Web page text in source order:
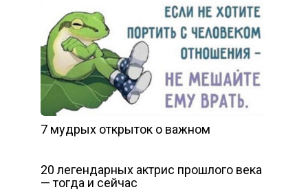
7 мудрых открыток о важном
20 легендарных актрис прошлого века
— тогда и сейчас